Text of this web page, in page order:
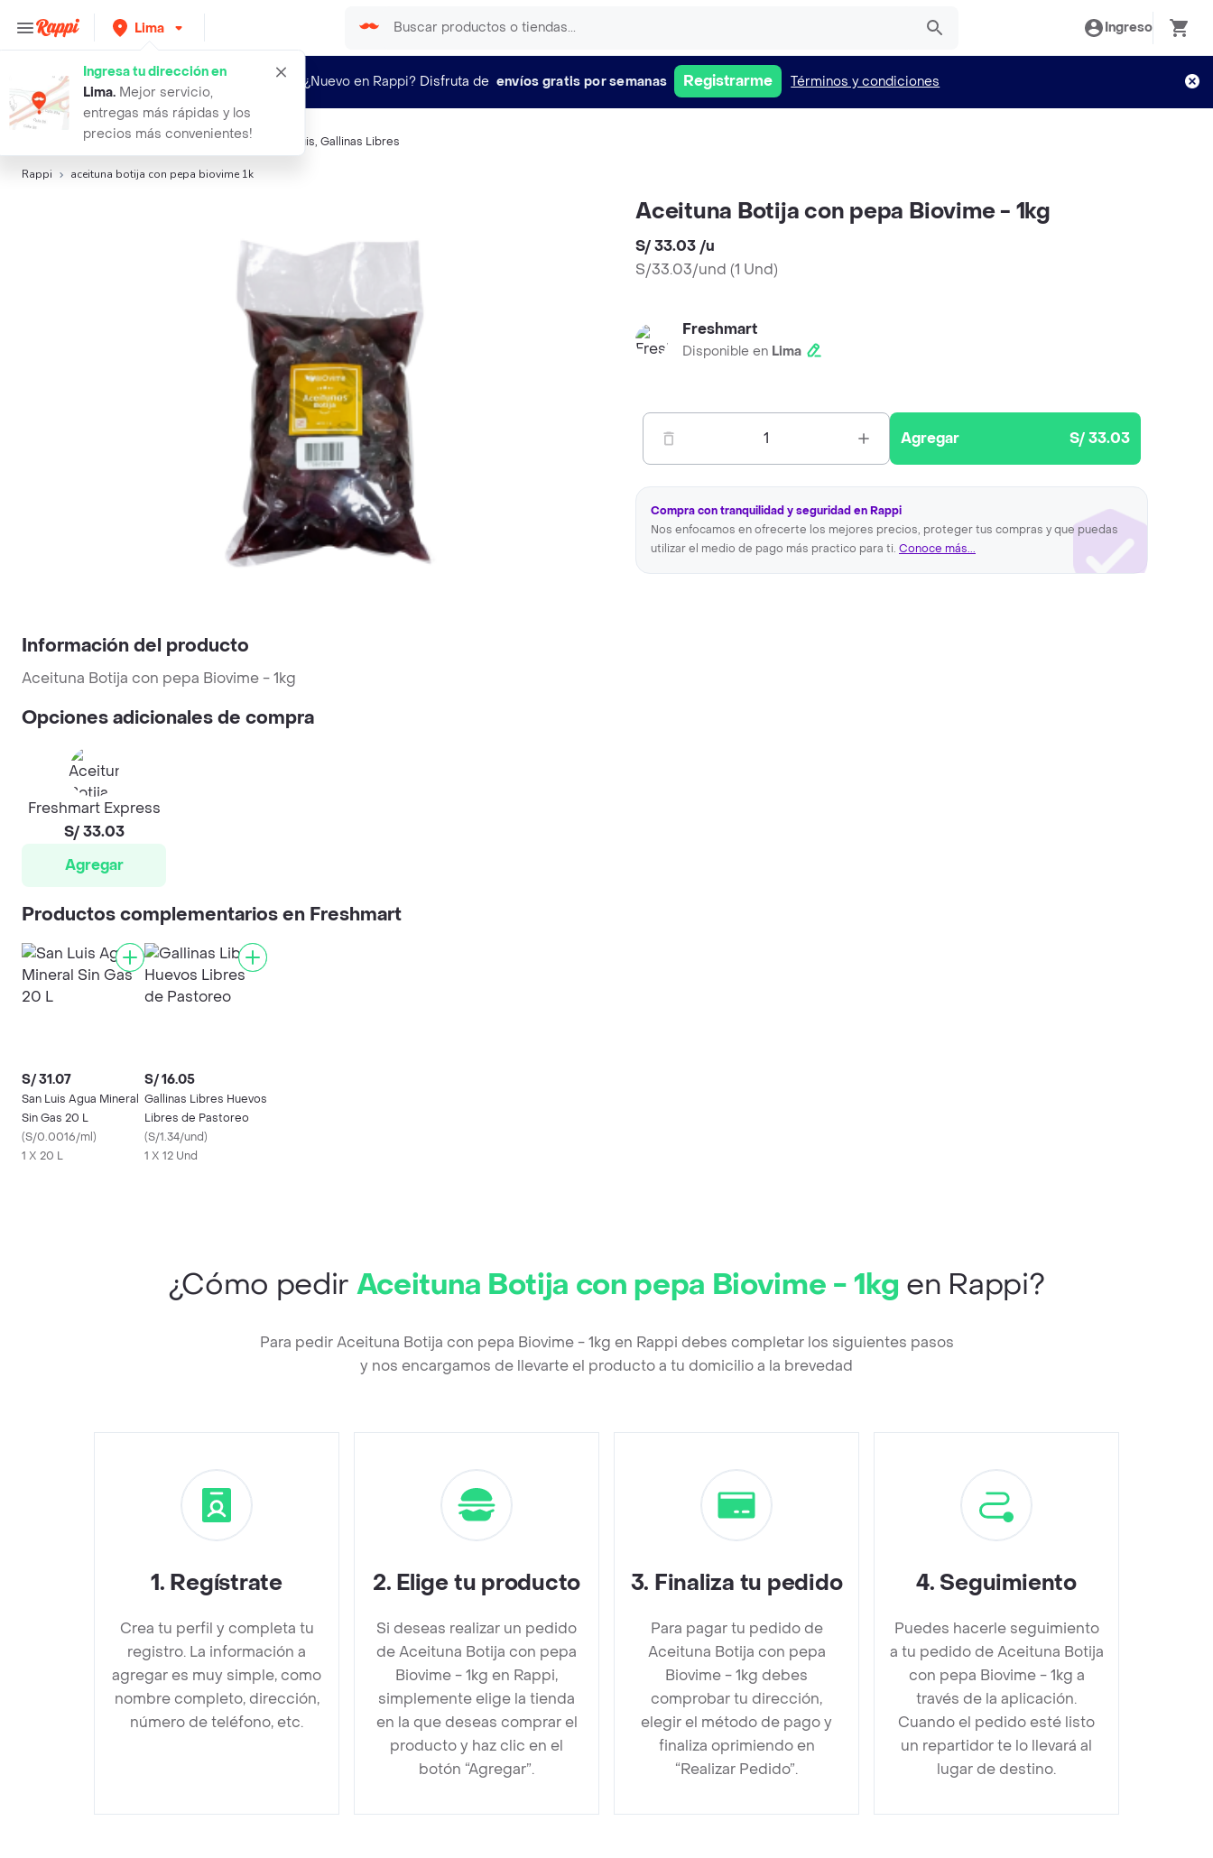
Lima
Ingresa tu dirección en
Lima. Mejor servicio,
entregas más rápidas y los
precios más convenientes!
Ingreso
¿Nuevo en Rappi? Disfruta de envíos gratis por semanas Registrarme Términos y condiciones
Búsquedas relacionadas: Comidas enlatadas San Luis, Gallinas Libres
Rappi aceituna botija con pepa biovime 1k
Aceituna Botija con pepa Biovime - 1kg
S/ 33.03 /u
S/33.03/und (1 Und)
Freshmart
Disponible en Lima
1 Agregar S/ 33.03
Compra con tranquilidad y seguridad en Rappi
Nos enfocamos en ofrecerte los mejores precios, proteger tus compras y que puedas
utilizar el medio de pago más practico para ti. Conoce más...
Información del producto
Aceituna Botija con pepa Biovime - 1kg
Opciones adicionales de compra
Freshmart Express
S/ 33.03
Agregar
Productos complementarios en Freshmart
S/ 31.07
San Luis Agua Mineral
Sin Gas 20 L
(S/0.0016/ml)
1 X 20 L
S/ 16.05
Gallinas Libres Huevos
Libres de Pastoreo
(S/1.34/und)
1 X 12 Und
¿Cómo pedir Aceituna Botija con pepa Biovime - 1kg en Rappi?
Para pedir Aceituna Botija con pepa Biovime - 1kg en Rappi debes completar los siguientes pasos
y nos encargamos de llevarte el producto a tu domicilio a la brevedad
1. Regístrate
Crea tu perfil y completa tu
registro. La información a
agregar es muy simple, como
nombre completo, dirección,
número de teléfono, etc.
2. Elige tu producto
Si deseas realizar un pedido
de Aceituna Botija con pepa
Biovime - 1kg en Rappi,
simplemente elige la tienda
en la que deseas comprar el
producto y haz clic en el
botón “Agregar”.
3. Finaliza tu pedido
Para pagar tu pedido de
Aceituna Botija con pepa
Biovime - 1kg debes
comprobar tu dirección,
elegir el método de pago y
finaliza oprimiendo en
“Realizar Pedido”.
4. Seguimiento
Puedes hacerle seguimiento
a tu pedido de Aceituna Botija
con pepa Biovime - 1kg a
través de la aplicación.
Cuando el pedido esté listo
un repartidor te lo llevará al
lugar de destino.